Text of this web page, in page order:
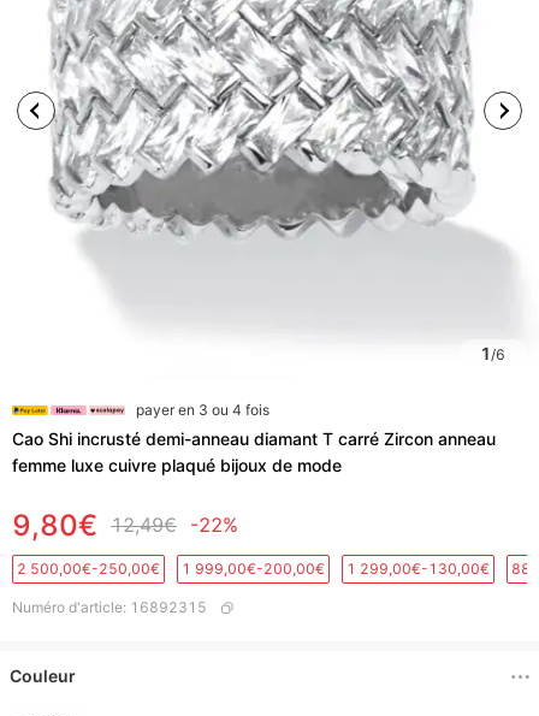
1/6
payer en 3 ou 4 fois
Cao Shi incrusté demi-anneau diamant T carré Zircon anneau
femme luxe cuivre plaqué bijoux de mode
9,80€ 12,49€ -22%
2 500,00€-250,00€ 1 999,00€-200,00€ 1 299,00€-130,00€
Numéro d'article: 16892315
Couleur